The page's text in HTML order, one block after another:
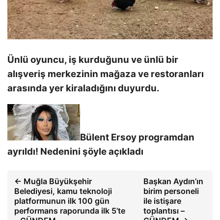
Ünlü oyuncu, iş kurduğunu ve ünlü bir
alışveriş merkezinin mağaza ve restoranları
arasında yer kiraladığını duyurdu.
Bülent Ersoy programdan
ayrıldı! Nedenini şöyle açıkladı
← Muğla Büyükşehir
Belediyesi, kamu teknoloji
platformunun ilk 100 gün
performans raporunda ilk 5’te
Başkan Aydın’ın
birim personeli
ile istişare
toplantısı –